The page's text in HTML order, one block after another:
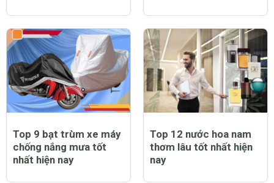
Top 9 bạt trùm xe máy
chống nắng mưa tốt
nhất hiện nay
Top 12 nước hoa nam
thơm lâu tốt nhất hiện
nay